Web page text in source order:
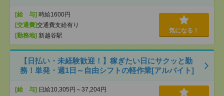
[給 与] 時給1600円
[交通費]交通費支給有り
[勤務地] 新越谷駅
気になる！
【日払い・未経験歓迎！】稼ぎたい日にサクッと勤
務！単発・週1日～自由シフトの軽作業[アルバイト]
[給 与] 日給10,305円～37,204円